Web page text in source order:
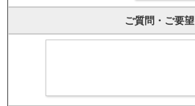
ご質問・ご要望